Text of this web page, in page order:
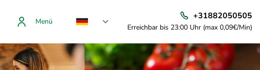
Menü
+31882050505
Erreichbar bis 23:00 Uhr (max 0,09€/Min)